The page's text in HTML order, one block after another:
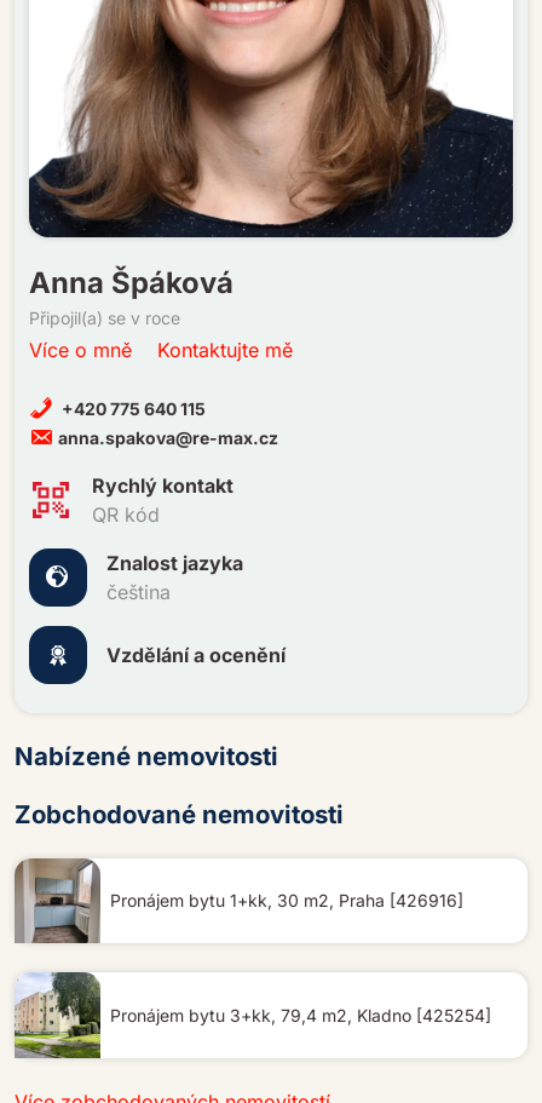
Anna Špáková
Připojil(a) se v roce
Více o mně Kontaktujte mě
+420 775 640 115
anna.spakova@re-max.cz
Rychlý kontakt
QR kód
Znalost jazyka
čeština
Vzdělání a ocenění
Nabízené nemovitosti
Zobchodované nemovitosti
Pronájem bytu 1+kk, 30 m2, Praha [426916]
Pronájem bytu 3+kk, 79,4 m2, Kladno [425254]